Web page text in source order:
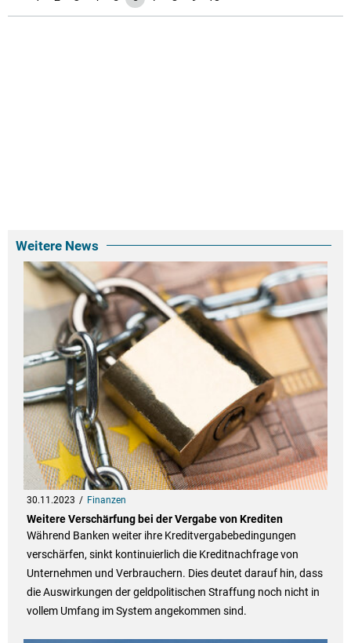
Weitere News
30.11.2023 Finanzen
Weitere Verschärfung bei der Vergabe von Krediten
Während Banken weiter ihre Kreditvergabebedingungen
verschärfen, sinkt kontinuierlich die Kreditnachfrage von
Unternehmen und Verbrauchern. Dies deutet darauf hin, dass
die Auswirkungen der geldpolitischen Straffung noch nicht in
vollem Umfang im System angekommen sind.